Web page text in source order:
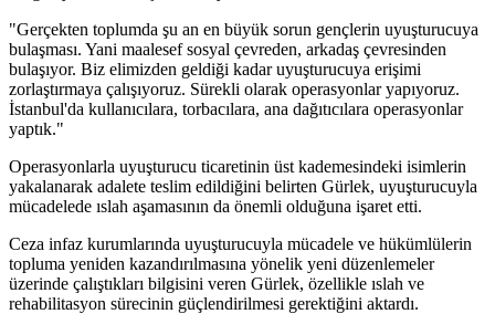
"Gerçekten toplumda şu an en büyük sorun gençlerin uyuşturucuya
bulaşması. Yani maalesef sosyal çevreden, arkadaş çevresinden
bulaşıyor. Biz elimizden geldiği kadar uyuşturucuya erişimi
zorlaştırmaya çalışıyoruz. Sürekli olarak operasyonlar yapıyoruz.
İstanbul'da kullanıcılara, torbacılara, ana dağıtıcılara operasyonlar
yaptık."
Operasyonlarla uyuşturucu ticaretinin üst kademesindeki isimlerin
yakalanarak adalete teslim edildiğini belirten Gürlek, uyuşturucuyla
mücadelede ıslah aşamasının da önemli olduğuna işaret etti.
Ceza infaz kurumlarında uyuşturucuyla mücadele ve hükümlülerin
topluma yeniden kazandırılmasına yönelik yeni düzenlemeler
üzerinde çalıştıkları bilgisini veren Gürlek, özellikle ıslah ve
rehabilitasyon sürecinin güçlendirilmesi gerektiğini aktardı.